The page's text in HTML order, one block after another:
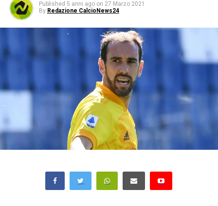
Published 5 anni ago on 27 Marzo 2021
By Redazione CalcioNews24